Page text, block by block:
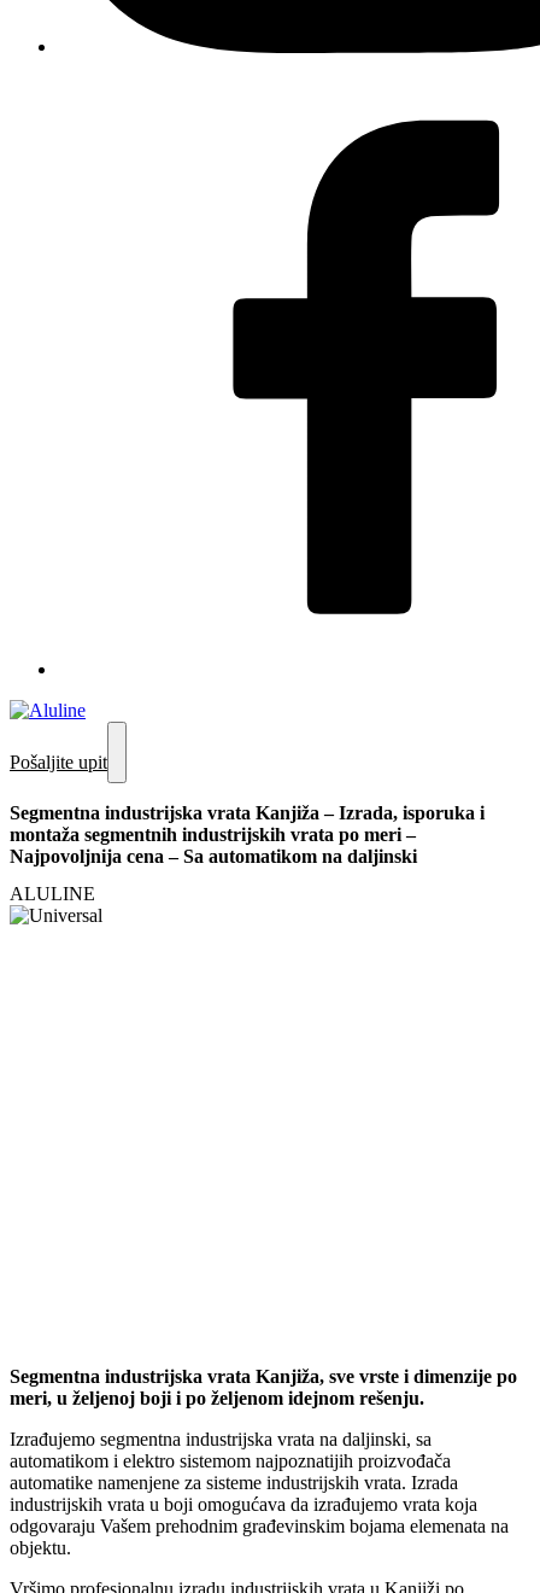
Pošaljite upit
Segmentna industrijska vrata Kanjiža – Izrada, isporuka i
montaža segmentnih industrijskih vrata po meri –
Najpovoljnija cena – Sa automatikom na daljinski
ALULINE
Segmentna industrijska vrata Kanjiža, sve vrste i dimenzije po
meri, u željenoj boji i po željenom idejnom rešenju.
Izrađujemo segmentna industrijska vrata na daljinski, sa
automatikom i elektro sistemom najpoznatijih proizvođača
automatike namenjene za sisteme industrijskih vrata. Izrada
industrijskih vrata u boji omogućava da izrađujemo vrata koja
odgovaraju Vašem prehodnim građevinskim bojama elemenata na
objektu.
Vršimo profesionalnu izradu industrijskih vrata u Kanjiži po